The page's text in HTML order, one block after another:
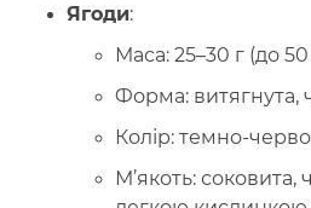
Ягоди:
Маса: 25–30 г (до 50
Форма: витягнута,
Колір: темно-
М’якоть: